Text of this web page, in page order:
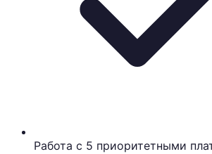
Работа с 5 приоритетными